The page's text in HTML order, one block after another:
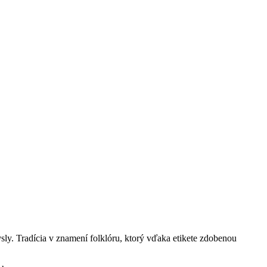
Tradícia v znamení folklóru, ktorý vďaka etikete zdobenou